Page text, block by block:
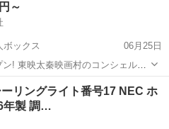
～
ボックス
06月25日
! 東映太秦映画村のコンシェルジ
ンする東映太秦映画村での 警備ス
もてなし」のできる警備員! 具体的
ングライト番号17 NEC ホ
年製 調…